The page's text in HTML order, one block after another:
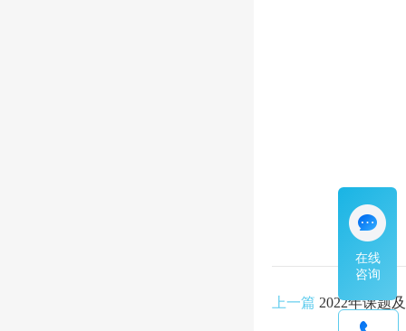
上一篇 2022年课题
在线
咨询